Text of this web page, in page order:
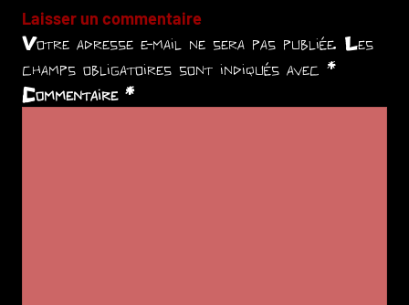
Laisser un commentaire
Votre adresse e-mail ne sera pas publiée. Les
champs obligatoires sont indiqués avec *
Commentaire *